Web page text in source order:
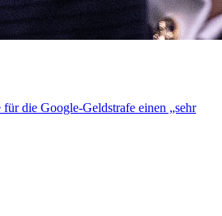
die Google-Geldstrafe einen „sehr